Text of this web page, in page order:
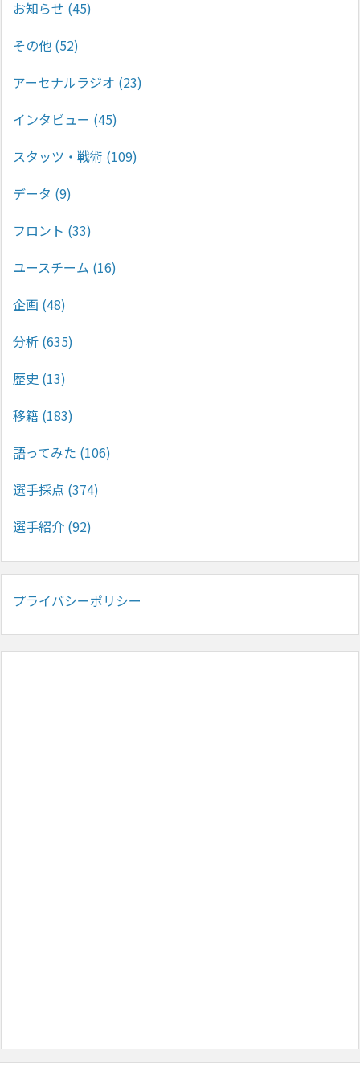
お知らせ (45)
その他 (52)
アーセナルラジオ (23)
インタビュー (45)
スタッツ・戦術 (109)
データ (9)
フロント (33)
ユースチーム (16)
企画 (48)
分析 (635)
歴史 (13)
移籍 (183)
語ってみた (106)
選手採点 (374)
選手紹介 (92)
プライバシーポリシー